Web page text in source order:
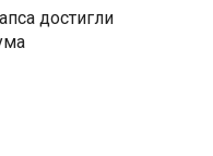
достигли